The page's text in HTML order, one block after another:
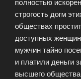
строгость догм
обществах
доступных
мужчин тайно
и платили деньги
высшего